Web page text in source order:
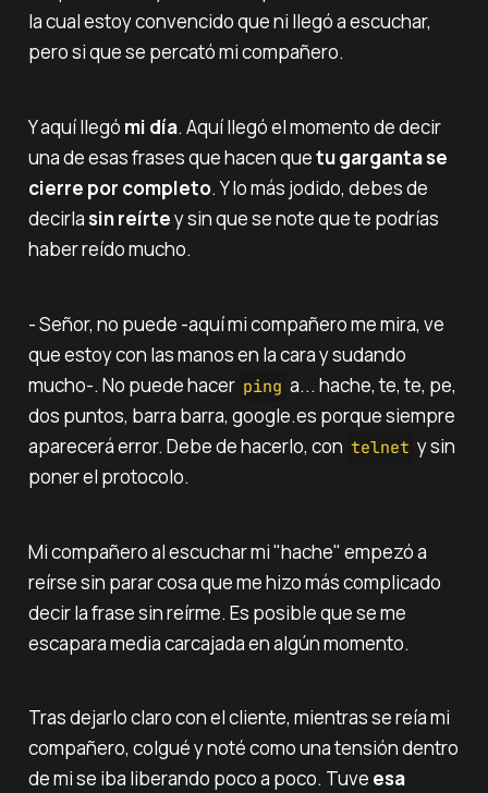
la cual estoy convencido que ni llegó a escuchar,
pero si que se percató mi compañero.
Y aquí llegó mi día. Aquí llegó el momento de decir
una de esas frases que hacen quetu garganta se
cierre por completo. Y lo más jodido, debes de
decirlasin reírtey sin que se note que te podrías
haber reído mucho.
- Señor, no puede -aquí mi compañero me mira, ve
que estoy con las manos en la cara y sudando
mucho-. No puede hacer ping a... hache, te, te, pe,
dos puntos, barra barra, google.es porque siempre
aparecerá error. Debe de hacerlo, con telnet y sin
poner el protocolo.
Mi compañero al escuchar mi "hache" empezó a
reírse sin parar cosa que me hizo más complicado
decir la frase sin reírme. Es posible que se me
escapara media carcajada en algún momento.
Tras dejarlo claro con el cliente, mientras se reía mi
compañero, colgué y noté como una tensión dentro
de mi se iba liberando poco a poco. Tuve esa